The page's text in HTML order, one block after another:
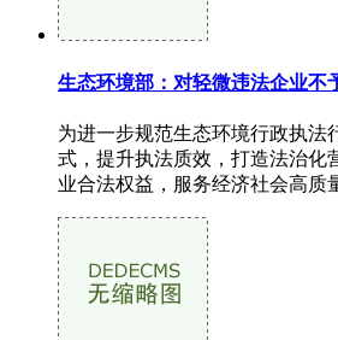
生态环境部：对轻微违法企业不
为进一步规范生态环境行政执法
式，提升执法质效，打造法治化
业合法权益，服务经济社会高质